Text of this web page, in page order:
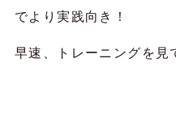
でより実践向き！
早速、トレーニングを見